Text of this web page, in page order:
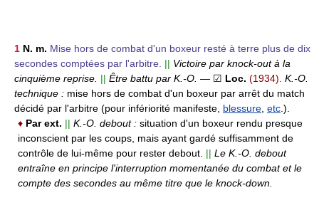
1 N. m. Mise hors de combat d'un boxeur resté à terre plus de dix
secondes comptées par l'arbitre. || Victoire par knock-out à la
cinquième reprise. || Être battu par K.-O. — ☑ Loc. (1934). K.-O.
technique : mise hors de combat d'un boxeur par arrêt du match
décidé par l'arbitre (pour infériorité manifeste, blessure etc .).
♦ Par ext. || K.-O. debout : situation d'un boxeur rendu presque
inconscient par les coups, mais ayant gardé suffisamment de
contrôle de lui-même pour rester debout. || Le K.-O. debout
entraîne en principe l'interruption momentanée du combat et le
compte des secondes au même titre que le knock-down.